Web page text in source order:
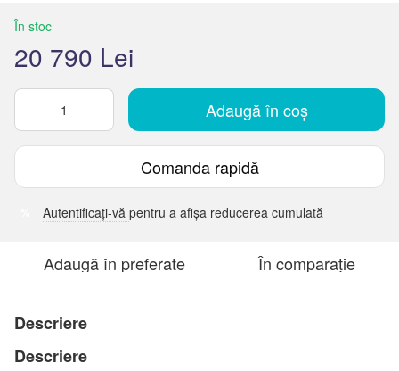
În stoc
20 790 Lei
Adaugă în coș
Comanda rapidă
Autentificați-vă pentru a afișa reducerea cumulată
Adaugă în preferate În comparație
Descriere
Descriere